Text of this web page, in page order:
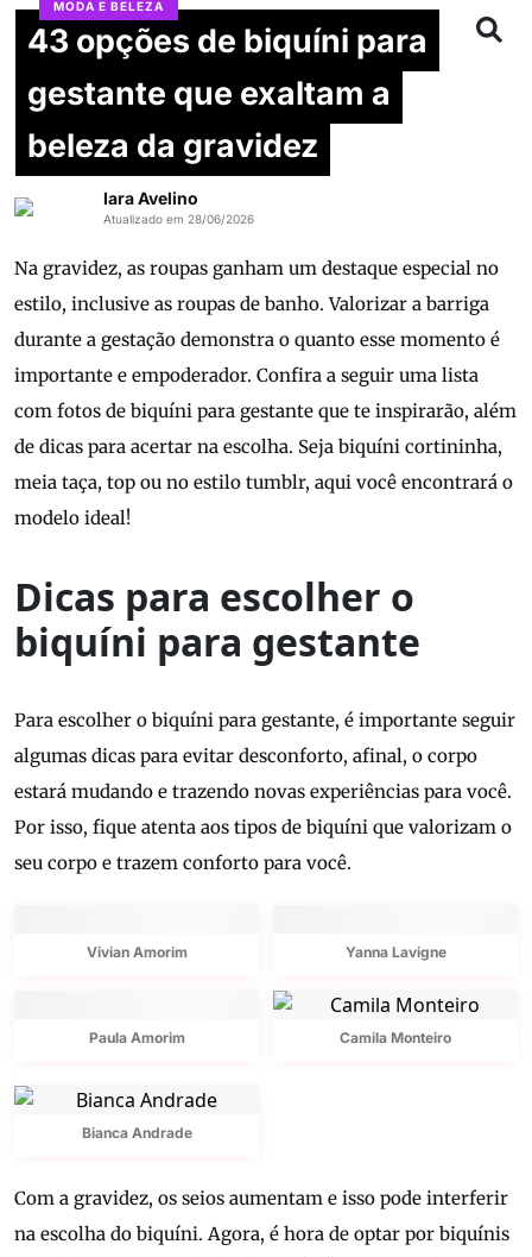
MODA E BELEZA
43 opções de biquíni para
gestante que exaltam a
beleza da gravidez
Iara Avelino
Atualizado em 28/06/2026
Na gravidez, as roupas ganham um destaque especial no
estilo, inclusive as roupas de banho. Valorizar a barriga
durante a gestação demonstra o quanto esse momento é
importante e empoderador. Confira a seguir uma lista
com fotos de biquíni para gestante que te inspirarão, além
de dicas para acertar na escolha. Seja biquíni cortininha,
meia taça, top ou no estilo tumblr, aqui você encontrará o
modelo ideal!
Dicas para escolher o
biquíni para gestante
Para escolher o biquíni para gestante, é importante seguir
algumas dicas para evitar desconforto, afinal, o corpo
estará mudando e trazendo novas experiências para você.
Por isso, fique atenta aos tipos de biquíni que valorizam o
seu corpo e trazem conforto para você.
Vivian Amorim Yanna Lavigne
Paula Amorim Camila Monteiro
Bianca Andrade
Com a gravidez, os seios aumentam e isso pode interferir
na escolha do biquíni. Agora, é hora de optar por biquínis